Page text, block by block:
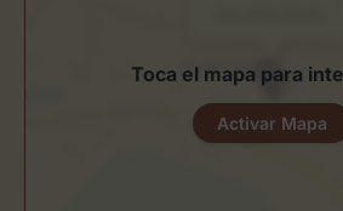
Toca el mapa para
Activar Mapa